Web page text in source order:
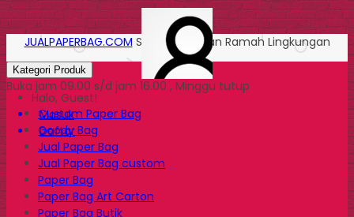
Halo, Guest!
Masuk
Daftar
JUALPAPERBAG.COM Solusi Kemasan Ramah Lingkungan
Kategori Produk
Buka jam 09.00 s/d jam 16.00 , Minggu tutup
Custom Paper Bag
Goody Bag
Jual Paper Bag
Jual Paper Bag custom
Paper Bag
Paper Bag Art Carton
Paper Bag Butik